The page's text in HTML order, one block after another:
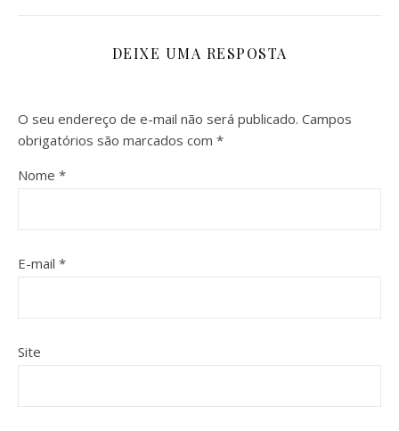
DEIXE UMA RESPOSTA
O seu endereço de e-mail não será publicado. Campos
obrigatórios são marcados com *
Nome *
E-mail *
Site